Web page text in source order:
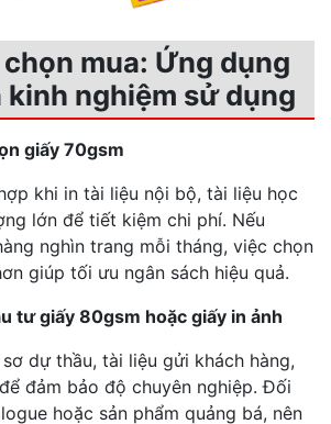
chọn mua: Ứng dụng
nghiệm sử dụng
giấy 70gsm
khi in tài liệu nội bộ, tài liệu học
lớn để tiết kiệm chi phí. Nếu
nghìn trang mỗi tháng, việc chọn
giúp tối ưu ngân sách hiệu quả.
tư giấy 80gsm hoặc giấy in ảnh
dự thầu, tài liệu gửi khách hàng,
đảm bảo độ chuyên nghiệp. Đối
hoặc sản phẩm quảng bá, nên